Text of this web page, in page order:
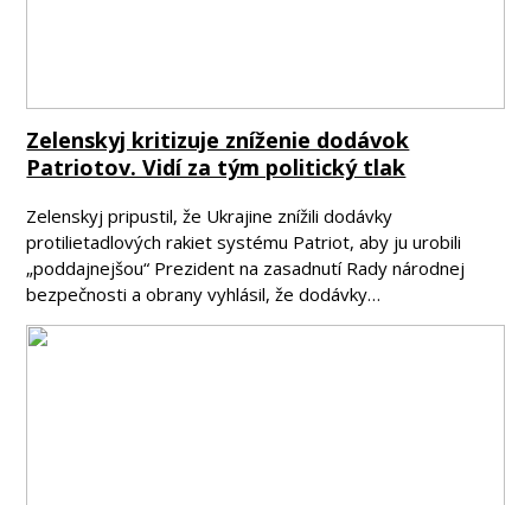
Zelenskyj kritizuje zníženie dodávok
Patriotov. Vidí za tým politický tlak
Zelenskyj pripustil, že Ukrajine znížili dodávky
protilietadlových rakiet systému Patriot, aby ju urobili
„poddajnejšou“ Prezident na zasadnutí Rady národnej
bezpečnosti a obrany vyhlásil, že dodávky…